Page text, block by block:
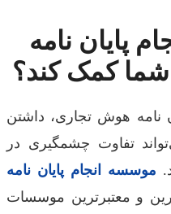
نامه
کمک کند؟
هوش تجاری، داشتن
تفاوت چشمگیری در
انجام پایان نامه
و معتبرترین موسسات